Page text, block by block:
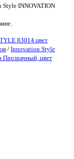
Style INNOVATION
83014 цвет
/ Innovation Style
Прозрачный, цвет